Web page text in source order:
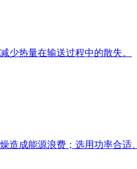
少热量在输送过程中的散失。
造成能源浪费；选用功率合适